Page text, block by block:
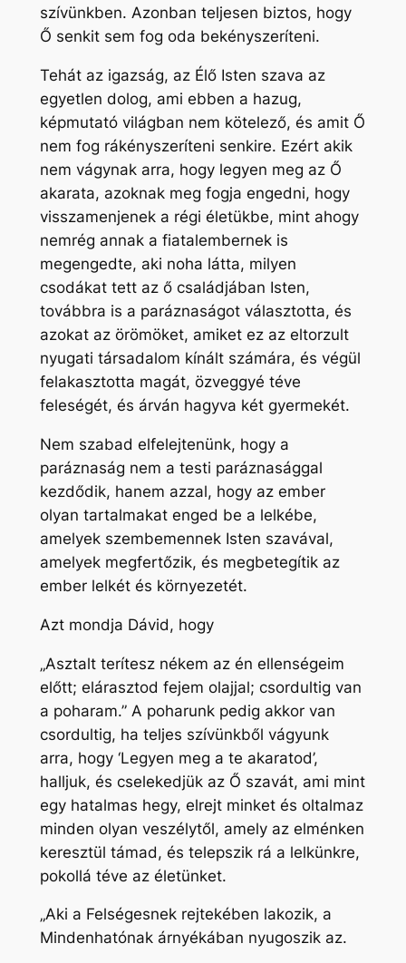
szívünkben. Azonban teljesen biztos, hogy
Ő senkit sem fog oda bekényszeríteni.
Tehát az igazság, az Élő Isten szava az
egyetlen dolog, ami ebben a hazug,
képmutató világban nem kötelező, és amit Ő
nem fog rákényszeríteni senkire. Ezért akik
nem vágynak arra, hogy legyen meg az Ő
akarata, azoknak meg fogja engedni, hogy
visszamenjenek a régi életükbe, mint ahogy
nemrég annak a fiatalembernek is
megengedte, aki noha látta, milyen
csodákat tett az ő családjában Isten,
továbbra is a paráznaságot választotta, és
azokat az örömöket, amiket ez az eltorzult
nyugati társadalom kínált számára, és végül
felakasztotta magát, özveggyé téve
feleségét, és árván hagyva két gyermekét.
Nem szabad elfelejtenünk, hogy a
paráznaság nem a testi paráznasággal
kezdődik, hanem azzal, hogy az ember
olyan tartalmakat enged be a lelkébe,
amelyek szembemennek Isten szavával,
amelyek megfertőzik, és megbetegítik az
ember lelkét és környezetét.
Azt mondja Dávid, hogy
„Asztalt terítesz nékem az én ellenségeim
előtt; elárasztod fejem olajjal; csordultig van
a poharam.” A poharunk pedig akkor van
csordultig, ha teljes szívünkből vágyunk
arra, hogy ‘Legyen meg a te akaratod’,
halljuk, és cselekedjük az Ő szavát, ami mint
egy hatalmas hegy, elrejt minket és oltalmaz
minden olyan veszélytől, amely az elménken
keresztül támad, és telepszik rá a lelkünkre,
pokollá téve az életünket.
„Aki a Felségesnek rejtekében lakozik, a
Mindenhatónak árnyékában nyugoszik az.